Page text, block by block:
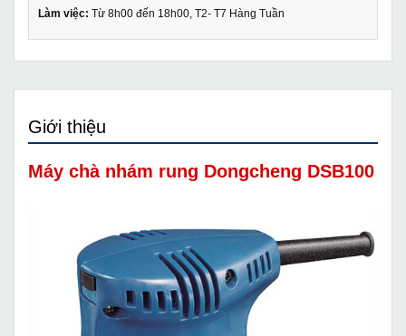
Làm việc: Từ 8h00 đến 18h00, T2- T7 Hàng Tuần
Giới thiệu
Máy chà nhám rung Dongcheng DSB100